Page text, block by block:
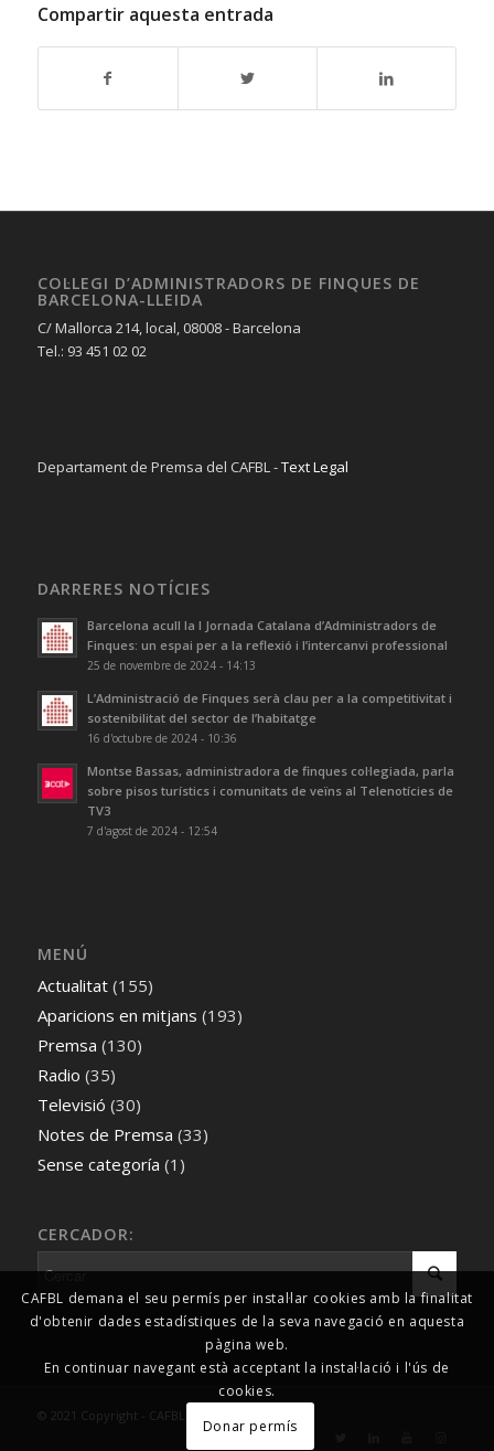
Compartir aquesta entrada
COL·LEGI D’ADMINISTRADORS DE FINQUES DE
BARCELONA-LLEIDA
C/ Mallorca 214, local, 08008 - Barcelona
Tel.: 93 451 02 02
Departament de Premsa del CAFBL -Text Legal
DARRERES NOTÍCIES
Barcelona acull la I Jornada Catalana d’Administradors de
Finques: un espai per a la reflexió i l’intercanvi professional
25 de novembre de 2024 - 14:13
L’Administració de Finques serà clau per a la competitivitat i
sostenibilitat del sector de l’habitatge
16 d'octubre de 2024 - 10:36
Montse Bassas, administradora de finques col·legiada, parla
sobre pisos turístics i comunitats de veïns al Telenotícies de
TV3
7 d'agost de 2024 - 12:54
MENÚ
Actualitat(155)
Aparicions en mitjans (193)
Premsa (130)
Radio (35)
Televisió (30)
Notes de Premsa (33)
Sense categoría (1)
CERCADOR:
© 2021 Copyright - CAFBL Comunicació
CAFBL demana el seu permís per instal·lar cookies amb la finalitat
d'obtenir dades estadístiques de la seva navegació en aquesta
pàgina web.
En continuar navegant està acceptant la instal·lació i l'ús de
cookies.
Donar permís